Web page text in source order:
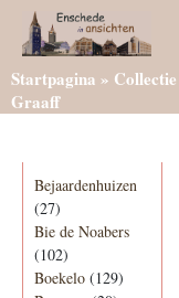
Startpagina » Collectie
Graaff
Bejaardenhuizen
(27)
Bie de Noabers
(102)
Boekelo (129)